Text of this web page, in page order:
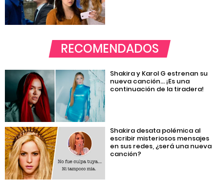
RECOMENDADOS
Shakira y Karol G estrenan su
nueva canción… ¡Es una
continuación de la tiradera!
Shakira desata polémica al
escribir misteriosos mensajes
en sus redes, ¿será una nueva
canción?